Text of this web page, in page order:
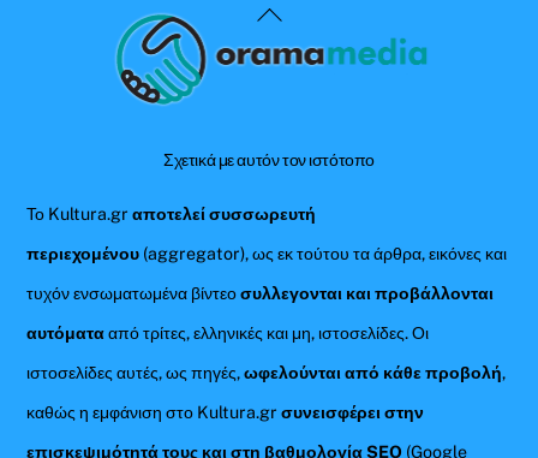
Back
To
Σχετικά με αυτόν τον ιστότοπο
Το Kultura.grαποτελεί συσσωρευτή
περιεχομένου (aggregator), ως εκ τούτου τα άρθρα, εικόνες και
τυχόν ενσωματωμένα βίντεοσυλλεγονται και προβάλλονται
αυτόματααπό τρίτες, ελληνικές και μη, ιστοσελίδες. Οι
ιστοσελίδες αυτές, ως πηγές,ωφελούνται από κάθε προβολή,
καθώς η εμφάνιση στο Kultura.gr συνεισφέρει στην
επισκεψιμότητά τους και στη βαθμολογία SEO (Google